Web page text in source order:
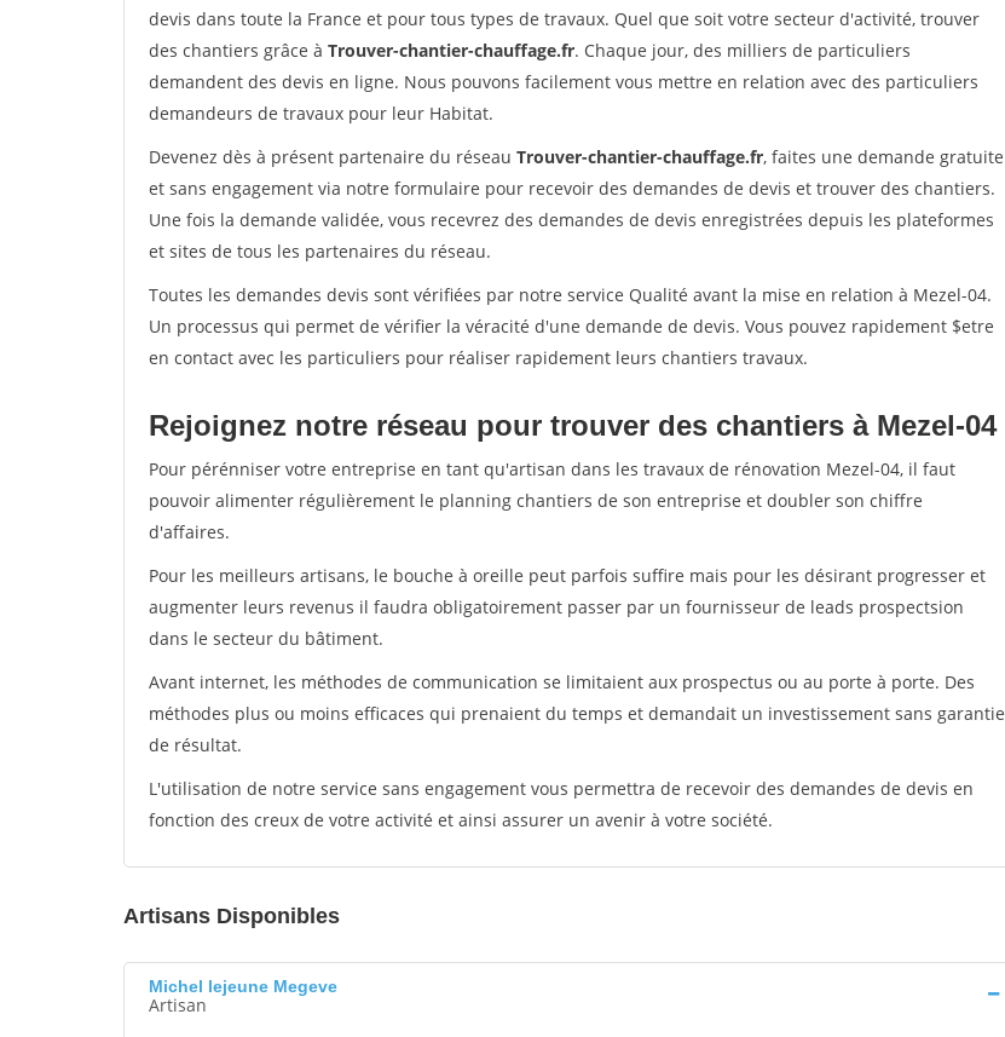
devis dans toute la France et pour tous types de travaux. Quel que soit votre secteur d'activité, trouver
des chantiers grâce à Trouver-chantier-chauffage.fr. Chaque jour, des milliers de particuliers
demandent des devis en ligne. Nous pouvons facilement vous mettre en relation avec des particuliers
demandeurs de travaux pour leur Habitat.
Devenez dès à présent partenaire du réseau Trouver-chantier-chauffage.fr, faites une demande gratuite
et sans engagement via notre formulaire pour recevoir des demandes de devis et trouver des chantiers.
Une fois la demande validée, vous recevrez des demandes de devis enregistrées depuis les plateformes
et sites de tous les partenaires du réseau.
Toutes les demandes devis sont vérifiées par notre service Qualité avant la mise en relation à Mezel-04.
Un processus qui permet de vérifier la véracité d'une demande de devis. Vous pouvez rapidement $etre
en contact avec les particuliers pour réaliser rapidement leurs chantiers travaux.
Rejoignez notre réseau pour trouver des chantiers à Mezel-04
Pour pérénniser votre entreprise en tant qu'artisan dans les travaux de rénovation Mezel-04, il faut
pouvoir alimenter régulièrement le planning chantiers de son entreprise et doubler son chiffre
d'affaires.
Pour les meilleurs artisans, le bouche à oreille peut parfois suffire mais pour les désirant progresser et
augmenter leurs revenus il faudra obligatoirement passer par un fournisseur de leads prospectsion
dans le secteur du bâtiment.
Avant internet, les méthodes de communication se limitaient aux prospectus ou au porte à porte. Des
méthodes plus ou moins efficaces qui prenaient du temps et demandait un investissement sans garantie
de résultat.
L'utilisation de notre service sans engagement vous permettra de recevoir des demandes de devis en
fonction des creux de votre activité et ainsi assurer un avenir à votre société.
Artisans Disponibles
Michel lejeune Megeve
Artisan